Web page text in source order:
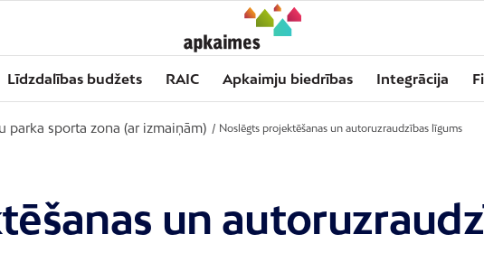
Līdzdalības budžets RAIC Apkaimju biedrības Integrācija
parka sporta zona (ar izmaiņām) / Noslēgts projektēšanas un autoruzraudzības līgums
un